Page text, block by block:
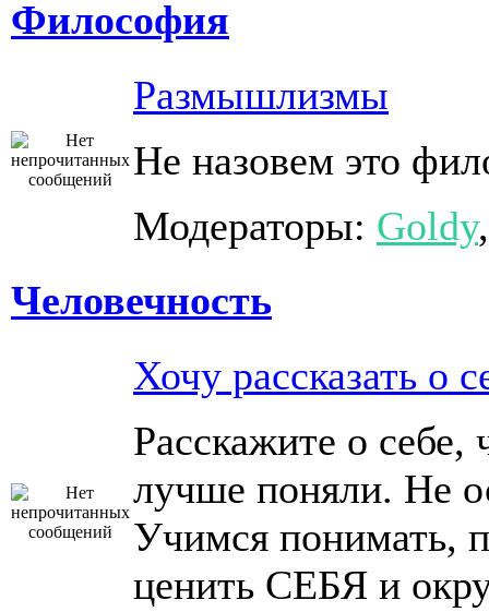
Философия
Размышлизмы
Не назовем это
Модераторы: Goldy
Человечность
Хочу рассказать о
Расскажите о себе,
лучше поняли. Не
Учимся понимать,
ценить СЕБЯ и